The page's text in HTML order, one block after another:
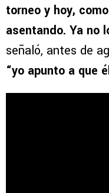
torneo y hoy,
asentando. Ya no
señaló, antes de
“yo apunto a que